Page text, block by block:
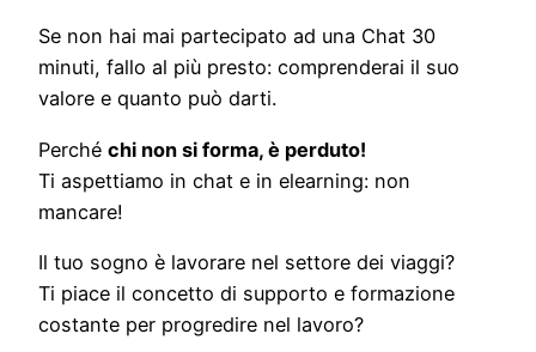
Se non hai mai partecipato ad una Chat 30
minuti, fallo al più presto: comprenderai il suo
valore e quanto può darti.
Perché chi non si forma, è perduto!
Ti aspettiamo in chat e in elearning: non
mancare!
Il tuo sogno è lavorare nel settore dei viaggi?
Ti piace il concetto di supporto e formazione
costante per progredire nel lavoro?